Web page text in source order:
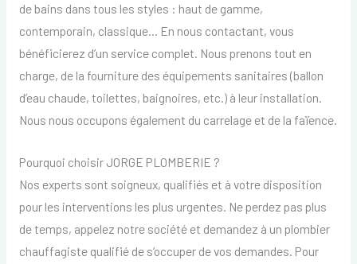
de bains dans tous les styles : haut de gamme,
contemporain, classique… En nous contactant, vous
bénéficierez d’un service complet. Nous prenons tout en
charge, de la fourniture des équipements sanitaires (ballon
d’eau chaude, toilettes, baignoires, etc.) à leur installation.
Nous nous occupons également du carrelage et de la faïence.
Pourquoi choisir JORGE PLOMBERIE ?
Nos experts sont soigneux, qualifiés et à votre disposition
pour les interventions les plus urgentes. Ne perdez pas plus
de temps, appelez notre société et demandez à un plombier
chauffagiste qualifié de s’occuper de vos demandes. Pour